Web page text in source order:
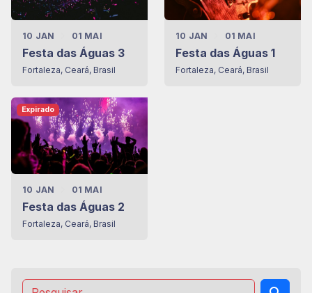
10 JAN 01 MAI
Festa das Águas 3
Fortaleza, Ceará, Brasil
10 JAN 01 MAI
Festa das Águas 1
Fortaleza, Ceará, Brasil
10 JAN 01 MAI
Festa das Águas 2
Fortaleza, Ceará, Brasil
Expirado